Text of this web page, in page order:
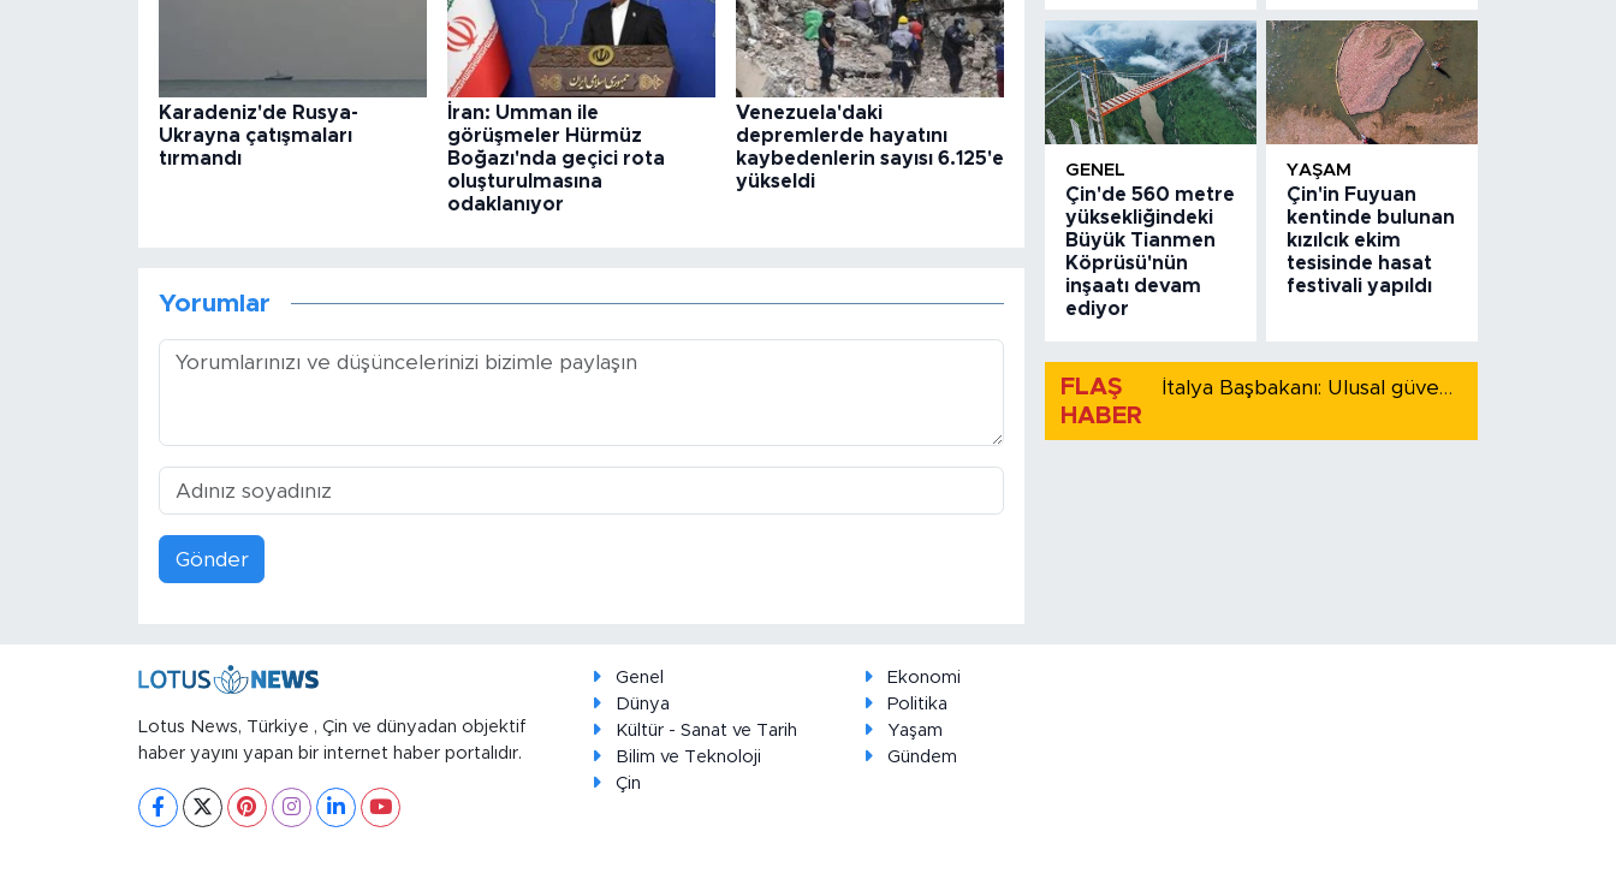
Karadeniz'de Rusya-
Ukrayna çatışmaları
tırmandı
İran: Umman ile
görüşmeler Hürmüz
Boğazı'nda geçici rota
oluşturulmasına
odaklanıyor
Venezuela'daki
depremlerde hayatını
kaybedenlerin sayısı 6.125'e
yükseldi
Yorumlar
Gönder
GENEL
Çin'de 560 metre
yüksekliğindeki
Büyük Tianmen
Köprüsü'nün
inşaatı devam
ediyor
YAŞAM
Çin'in Fuyuan
kentinde bulunan
kızılcık ekim
tesisinde hasat
festivali yapıldı
FLAŞ
HABER
İtalya Başbakanı: Ulusal güvenliği korumak için İspanya ile Schengen kapsamındaki serbest dolaşımı askıya alıyoruz
Lotus News, Türkiye , Çin ve dünyadan objektif
haber yayını yapan bir internet haber portalıdır.
Genel
Ekonomi
Dünya
Politika
Kültür - Sanat ve Tarih
Yaşam
Bilim ve Teknoloji
Gündem
Çin